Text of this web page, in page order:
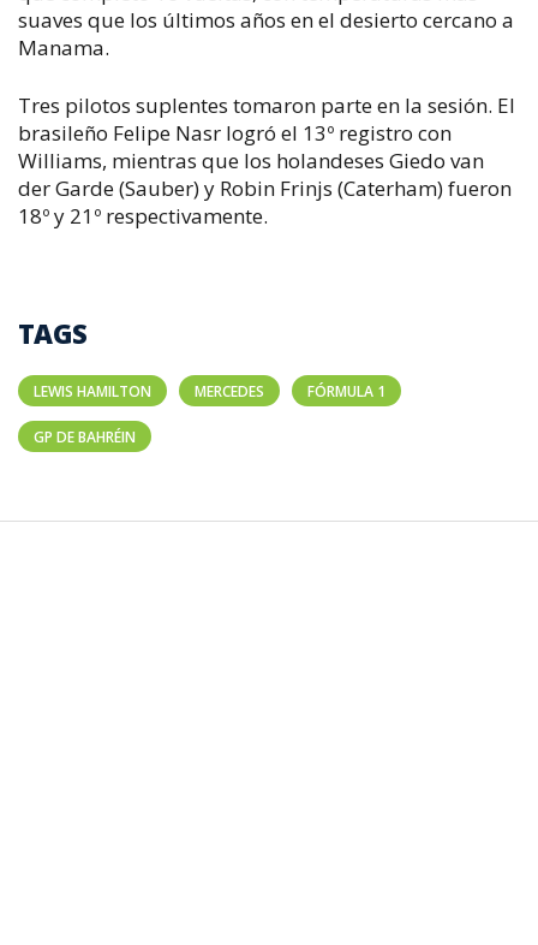
suaves que los últimos años en el desierto cercano a
Manama.
Tres pilotos suplentes tomaron parte en la sesión. El
brasileño Felipe Nasr logró el 13º registro con
Williams, mientras que los holandeses Giedo van
der Garde (Sauber) y Robin Frinjs (Caterham) fueron
18º y 21º respectivamente.
TAGS
LEWIS HAMILTON MERCEDES FÓRMULA 1
GP DE BAHRÉIN